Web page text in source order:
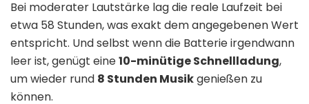
Bei moderater Lautstärke lag die reale Laufzeit bei
etwa 58 Stunden, was exakt dem angegebenen Wert
entspricht. Und selbst wenn die Batterie irgendwann
leer ist, genügt eine10-minütige Schnellladung,
um wieder rund 8 Stunden Musikgenießen zu
können.